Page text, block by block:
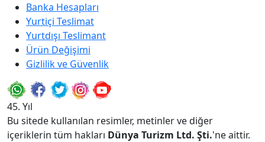
Banka Hesapları
Yurtiçi Teslimat
Yurtdışı Teslimant
Ürün Değişimi
Gizlilik ve Güvenlik
45. Yıl
Bu sitede kullanılan resimler, metinler ve diğer
içeriklerin tüm hakları Dünya Turizm Ltd. Şti.'ne aittir.